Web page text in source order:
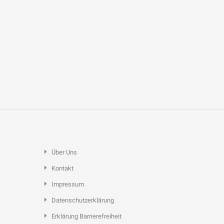
Über Uns
Kontakt
Impressum
Datenschutzerklärung
Erklärung Barrierefreiheit